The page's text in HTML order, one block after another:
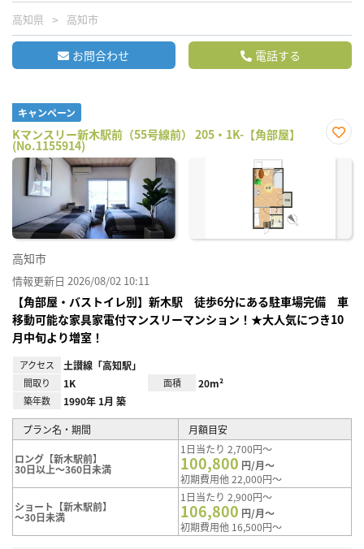
高知県 高知市
お問合わせ 電話する
キャンペーン
Kマンスリー新木駅前（55号線前） 205・1K-【角部屋】
(No.1155914)
に入
高知市
情報更新日 2026/08/02 10:11
【角部屋・バストイレ別】新木駅 徒歩6分にある駐車場完備 車
移動可能な家具家電付マンスリーマンション！★大人気につき10
月中旬より増室！
アクセス 土讃線「高知駅」
間取り 1K 面積 20m²
築年数 1990年 1月 築
プラン名・期間 月額目安
ロング【新木駅前】
30日以上～360日未満
1日当たり 2,700円～
100,800 円/月～
初期費用他 22,000円～
ショート【新木駅前】
～30日未満
1日当たり 2,900円～
106,800 円/月～
初期費用他 16,500円～